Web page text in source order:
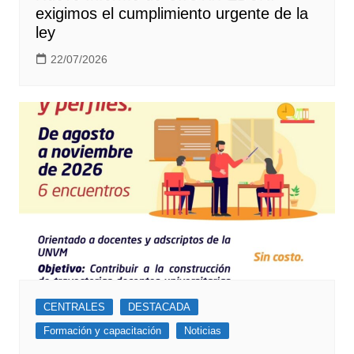
exigimos el cumplimiento urgente de la
ley
22/07/2026
CENTRALES
DESTACADA
Formación y capacitación
Noticias